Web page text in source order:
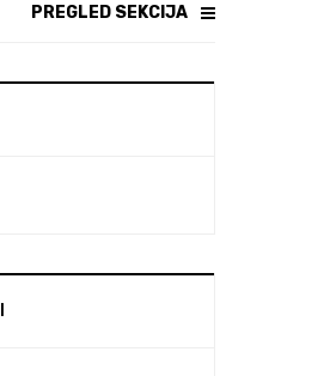
PREGLED SEKCIJA